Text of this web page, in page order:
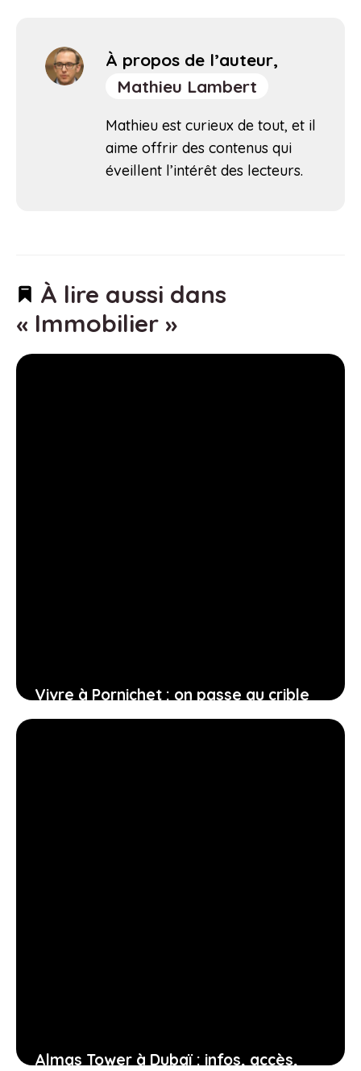
À propos de l’auteur,
Mathieu Lambert
Mathieu est curieux de tout, et il
aime offrir des contenus qui
éveillent l’intérêt des lecteurs.
À lire aussi dans
« Immobilier »
Vivre à Pornichet : on passe au crible
les meilleurs quartiers de la ville
Almas Tower à Dubaï : infos, accès,